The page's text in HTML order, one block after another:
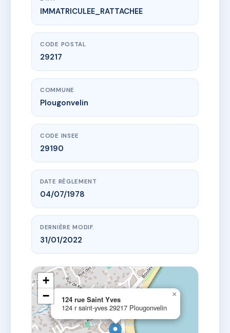
www.vme.plus/AH3364387
124 rue Saint Yves
124 r saint-yves
IMMATRICULEE_RATTACHEE
CODE POSTAL
29217
COMMUNE
Plougonvelin
CODE INSEE
29190
DATE RÈGLEMENT
04/07/1978
DERNIÈRE MODIF.
31/01/2022
124 rue Saint Yves
124 r saint-yves 29217 Plougonvelin
×
+
−